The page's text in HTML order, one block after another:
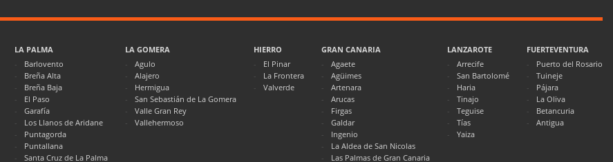
LA PALMA
Barlovento
Breña Alta
Breña Baja
El Paso
Garafía
Los Llanos de Aridane
Puntagorda
Puntallana
Santa Cruz de La Palma
LA GOMERA
Agulo
Alajero
Hermigua
San Sebastián de La Gomera
Valle Gran Rey
Vallehermoso
HIERRO
El Pinar
La Frontera
Valverde
GRAN CANARIA
Agaete
Agüimes
Artenara
Arucas
Firgas
Galdar
Ingenio
La Aldea de San Nicolas
Las Palmas de Gran Canaria
LANZAROTE
Arrecife
San Bartolomé
Haria
Tinajo
Teguise
Tías
Yaiza
FUERTEVENTURA
Puerto del Rosario
Tuineje
Pájara
La Oliva
Betancuria
Antigua